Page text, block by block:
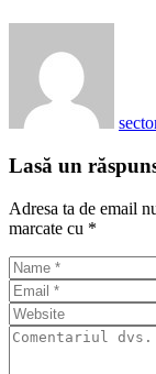
Lasă un
Adresa ta de email
marcate cu *